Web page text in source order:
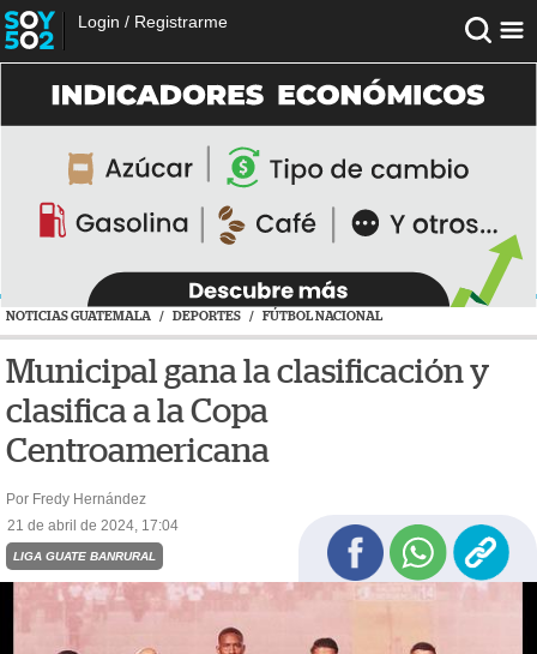
Login / Registrarme
NOTICIAS GUATEMALA / DEPORTES / FÚTBOL NACIONAL
Municipal gana la clasificación y
clasifica a la Copa
Centroamericana
Por Fredy Hernández
21 de abril de 2024, 17:04
LIGA GUATE BANRURAL